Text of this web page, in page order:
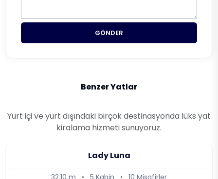
GÖNDER
Benzer Yatlar
Yurt içi ve yurt dışındaki birçok destinasyonda lüks yat
kiralama hizmeti sunuyoruz.
Lady Luna